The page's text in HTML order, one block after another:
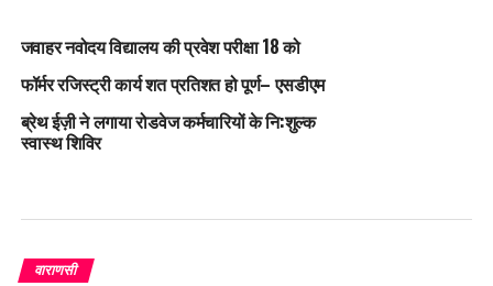
जवाहर नवोदय विद्यालय की प्रवेश परीक्षा 18 को
फॉर्मर रजिस्ट्री कार्य शत प्रतिशत हो पूर्ण– एसडीएम
ब्रेथ ईज़ी ने लगाया रोडवेज कर्मचारियों के नि:शुल्क
स्वास्थ शिविर
वाराणसी